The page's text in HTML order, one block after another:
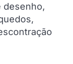
desenho,